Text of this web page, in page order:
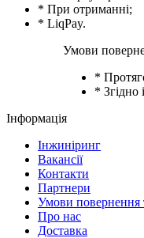
* При отриманні;
* LiqPay.
Умови
*
* Згідно
Інформація
Інжиніринг
Вакансії
Контакти
Партнери
Умови повернення
Про нас
Доставка